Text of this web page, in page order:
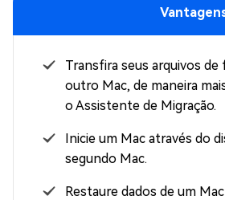
Transfira seus arquivos de
outro Mac, de maneira
o Assistente de Migração.
Inicie um Mac através do
segundo Mac.
Restaure dados de um